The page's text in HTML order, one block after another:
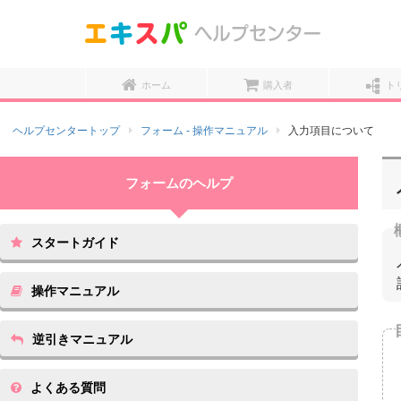
ホーム 購入者 ト
ヘルプセンタートップ フォーム - 操作マニュアル 入力項目について
スタートガイド
操作マニュアル
逆引きマニュアル
よくある質問